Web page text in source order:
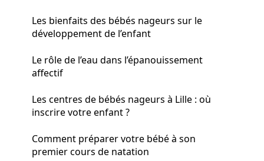
Les bienfaits des bébés nageurs sur le
développement de l’enfant
Le rôle de l’eau dans l’épanouissement
affectif
Les centres de bébés nageurs à Lille : où
inscrire votre enfant ?
Comment préparer votre bébé à son
premier cours de natation